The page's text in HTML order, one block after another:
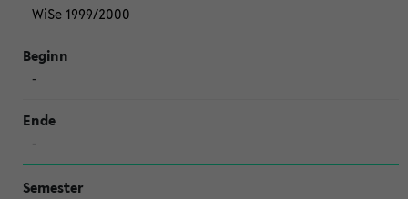
WiSe 1999/2000
-
-